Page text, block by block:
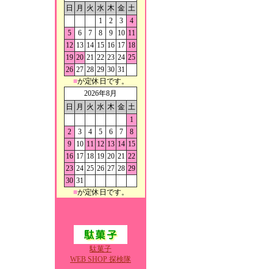
日
月 火 水 木 金 土
1
2 3
4
5
6 7 8 9 10 11
12 13 14 15 16 17 18
19 20 21 22 23 24 25
26 27 28 29 30 31
■が定休日です。
2026年8月
日
月 火 水 木 金 土
1
2
3 4 5 6 7
8
9
10 11 12 13 14 15
16 17 18 19 20 21 22
23 24 25 26 27 28 29
30 31
■が定休日です。
駄菓子
WEB SHOP 探検隊